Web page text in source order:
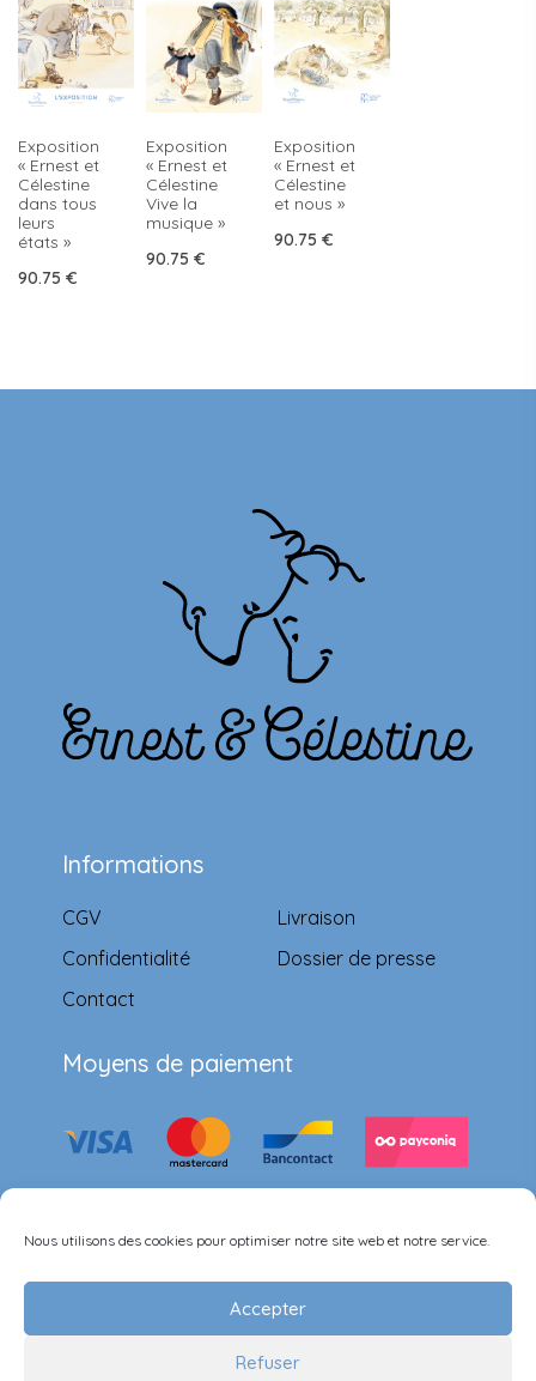
Nous utilisons des cookies pour optimiser notre site web et notre service.
Accepter
Refuser
Exposition
« Ernest et
Célestine
dans tous
leurs
états »
90.75 €
Exposition
« Ernest et
Célestine
Vive la
musique »
90.75 €
Exposition
« Ernest et
Célestine
et nous »
90.75 €
Informations
CGV
Confidentialité
Contact
Livraison
Dossier de presse
Moyens de paiement
©Ernest & Célestine all rights reserved.